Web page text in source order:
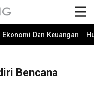
Ekonomi Dan Keuangan
Bencana